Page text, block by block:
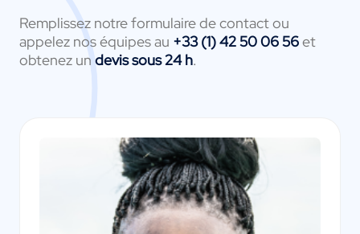
Remplissez notre formulaire de contact ou
appelez nos équipes au +33 (1) 42 50 06 56et
obtenez un devis sous 24 h.